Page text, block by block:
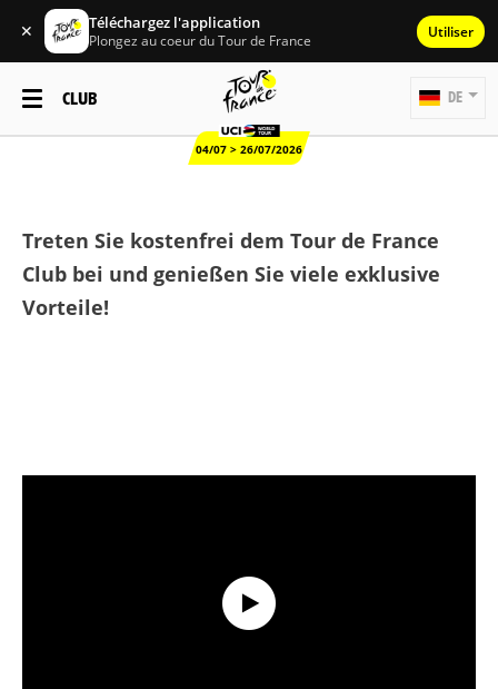
✕ Téléchargez l'application
Plongez au coeur du Tour de France Utiliser
CLUB
04/07 > 26/07/2026
DE
Treten Sie kostenfrei dem Tour de France
Club bei und genießen Sie viele exklusive
Vorteile!